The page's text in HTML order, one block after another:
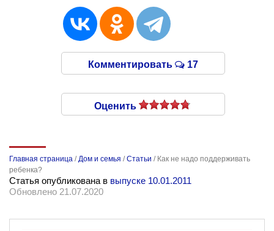
Комментировать 17
Оценить
Главная страница /Дом и семья /Статьи / Как не надо поддерживать
ребенка?
Статья опубликована в выпуске 10.01.2011
Обновлено 21.07.2020